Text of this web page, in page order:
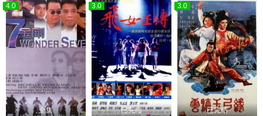
4.0
全集
3.0
已完结
3.0
已完结